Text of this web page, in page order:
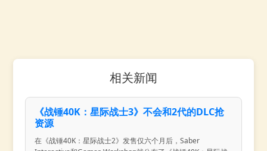
相关新闻
《战锤40K：星际战士3》不会和2代的DLC抢
资源
在《战锤40K：星际战士2》发售仅六个月后，Saber